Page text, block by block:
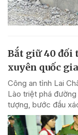
Bắt giữ 40 đối
xuyên quốc gia
Công an tỉnh Lai
Lào triệt phá
tượng, bước đầu